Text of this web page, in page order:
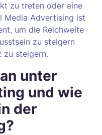
zu treten oder eine
Media Advertising ist
um die Reichweite
zu steigern
zu steigern.
unter
und wie
der